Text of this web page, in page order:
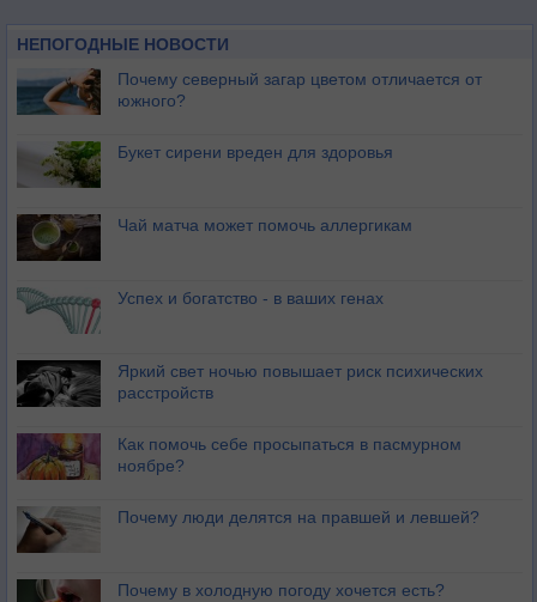
НЕПОГОДНЫЕ НОВОСТИ
Почему северный загар цветом отличается от
южного?
Букет сирени вреден для здоровья
Чай матча может помочь аллергикам
Успех и богатство - в ваших генах
Яркий свет ночью повышает риск психических
расстройств
Как помочь себе просыпаться в пасмурном
ноябре?
Почему люди делятся на правшей и левшей?
Почему в холодную погоду хочется есть?